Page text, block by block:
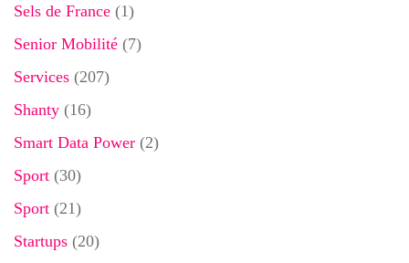
Sels de France (1)
Senior Mobilité (7)
Services (207)
Shanty (16)
Smart Data Power (2)
Sport (30)
Sport (21)
Startups (20)